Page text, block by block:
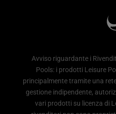
Avviso riguardante i
Pools: i prodotti Leisure
principalmente tramite una
gestione indipendente,
vari prodotti su licenza di